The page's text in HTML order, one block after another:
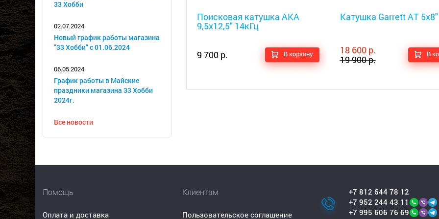
33 Хобби
02.07.2024
Новый график работы магазина
"33 Хобби" с 01.06.2024
06.05.2024
График работы в Майские
праздники магазина 33 Хобби
2024г.
Все новости
Поисковая катушка АКА
9,5х12,5" 14кГц
9 700 р. В корзину
Катушка Garrett AT 5x8"
18 600 р.
19 900 р.
В
Помощь
Оплата и доставка
Клиентам
Пользовательское соглашение
+7 812 644 78 12
+7 952 244 43 11
+7 995 606 76 69